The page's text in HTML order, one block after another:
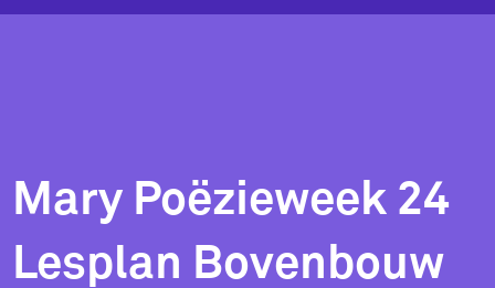
Mary Poëzieweek 24
Lesplan Bovenbouw